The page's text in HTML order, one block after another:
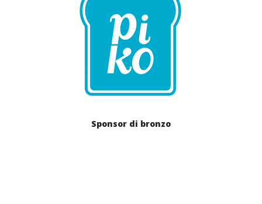
Sponsor di bronzo